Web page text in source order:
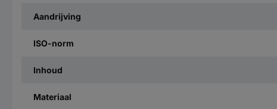
Aandrijving
ISO-norm
Inhoud
Materiaal